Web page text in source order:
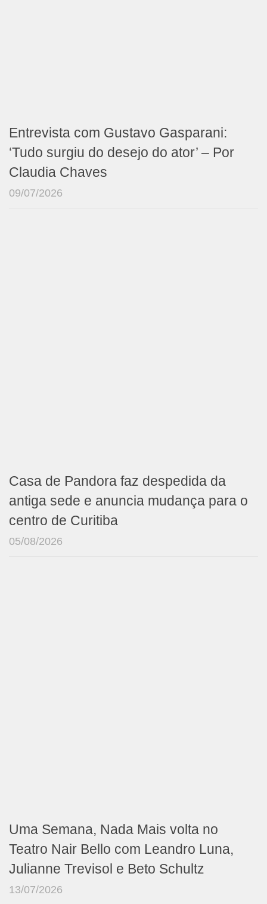
Entrevista com Gustavo Gasparani:
‘Tudo surgiu do desejo do ator’ – Por
Claudia Chaves
09/07/2026
Casa de Pandora faz despedida da
antiga sede e anuncia mudança para o
centro de Curitiba
05/08/2026
Uma Semana, Nada Mais volta no
Teatro Nair Bello com Leandro Luna,
Julianne Trevisol e Beto Schultz
13/07/2026